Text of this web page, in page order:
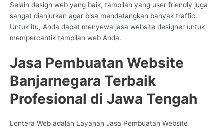
Selain design web yang baik, tampilan yang user friendly juga
sangat dianjurkan agar bisa mendatangkan banyak traffic.
Untuk itu, Anda dapat menyewa jasa website designer untuk
mempercantik tampilan web Anda.
Jasa Pembuatan Website
Banjarnegara Terbaik
Profesional di Jawa Tengah
Lentera Web adalah Layanan Jasa Pembuatan Website